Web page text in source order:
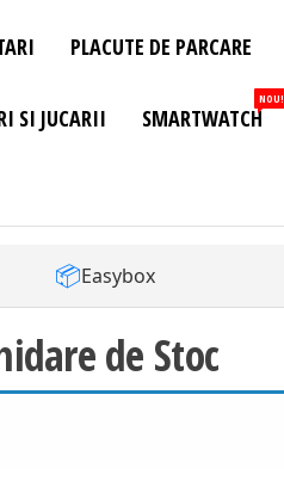
PLACUTE DE PARCARE
SI JUCARII SMARTWATCH
NOU!
📦Easybox
de Stoc